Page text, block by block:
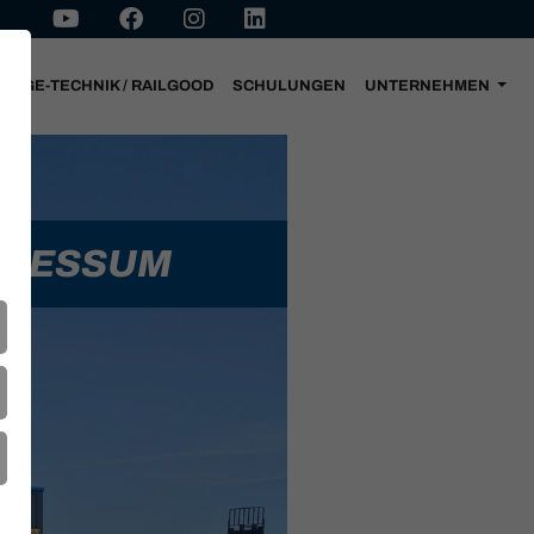
TECHNIK / RAILGOOD SCHULUNGEN UNTERNEHMEN